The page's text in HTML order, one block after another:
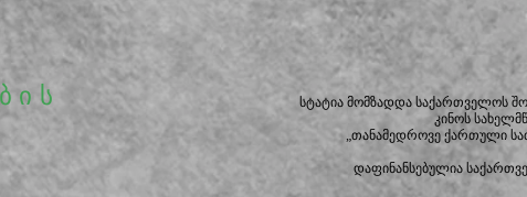
სტატია მომზადდა საქართველოს
კინოს
„თანამედროვე ქართული
დაფინანსებულია